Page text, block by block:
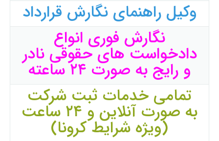
وکیل راهنمای نگارش قرارداد
نگارش فوری انواع
دادخواست های حقوقی نادر
و رایج به صورت ۲۴ ساعته
تمامی خدمات ثبت شرکت
به صورت آنلاین و ۲۴ ساعت
(ویژه شرایط کرونا)